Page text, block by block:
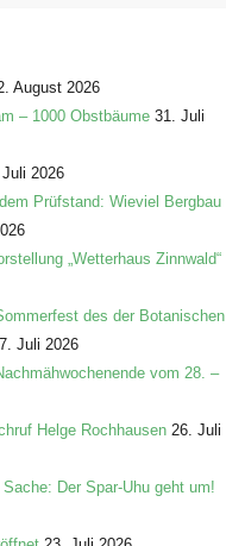
August 2026
– 1000 Obstbäume 31. Juli
2026
Prüfstand: Wieviel Bergbau
„Wetterhaus Zinnwald“
des der Botanischen
Juli 2026
vom 28. –
Helge Rochhausen 26. Juli
Sache: Der Spar-Uhu geht um!